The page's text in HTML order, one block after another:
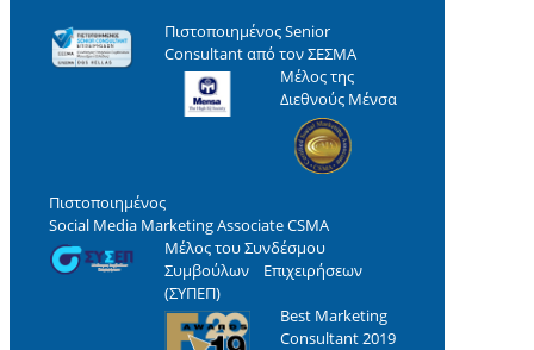
Πιστοποιημένος Senior
Consultant από τον ΣΕΣΜΑ
Μέλος της
Διεθνούς Μένσα
Πιστοποιημένος
Social Media Marketing Associate CSMA
Μέλος του Συνδέσμου
Συμβούλων Επιχειρήσεων
(ΣΥΠΕΠ)
Best Marketing
Consultant 2019